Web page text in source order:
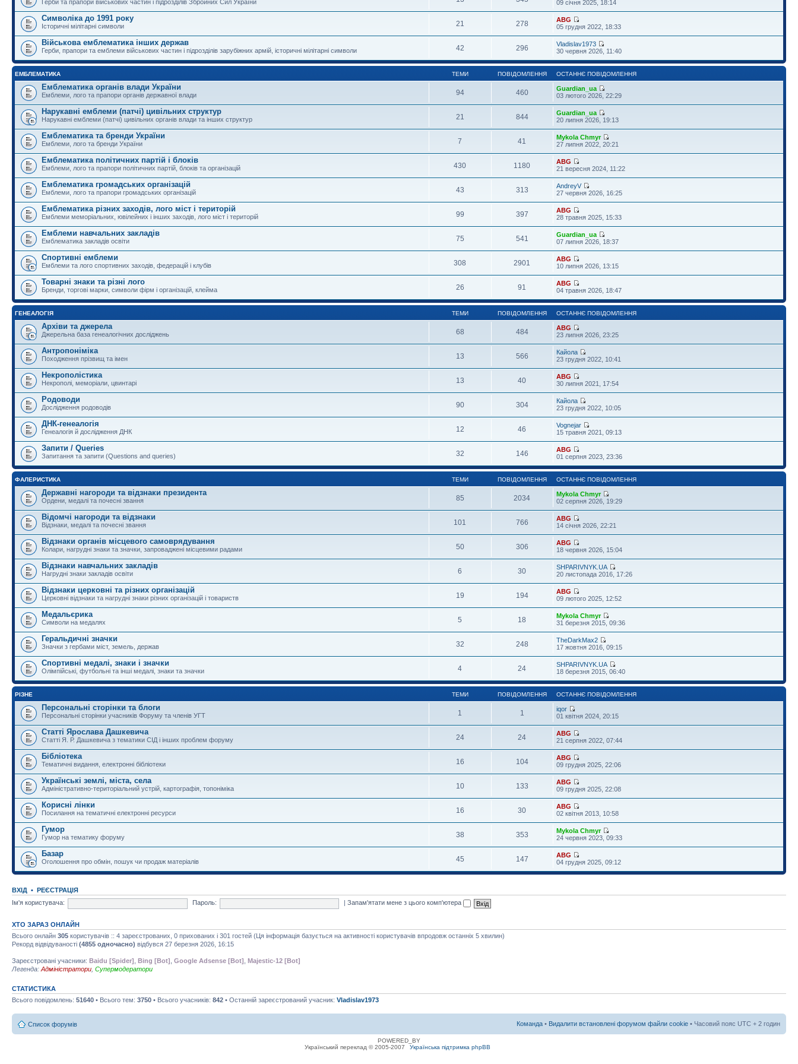
Герби та прапори військових частин і підрозділів Збройних Сил України 09 січня 2025, 18:14
Символіка до 1991 року
Історичні мілітарні символи 21 278
ABG
05 грудня 2022, 18:33
Військова емблематика інших держав
Герби, прапори та емблеми військових частин і підрозділів зарубіжних армій, історичні мілітарні символи 42 296
Vladislav1973
30 червня 2026, 11:40
ЕМБЛЕМАТИКА ТЕМИ ПОВІДОМЛЕННЯ ОСТАННЄ ПОВІДОМЛЕННЯ
Емблематика органів влади України
Емблеми, лого та прапори органів державної влади 94 460
Guardian_ua
03 лютого 2026, 22:29
Нарукавні емблеми (патчі) цивільних структур
Нарукавні емблеми (патчі) цивільних органів влади та інших структур 21 844
Guardian_ua
20 липня 2026, 19:13
Емблематика та бренди України
Емблеми, лого та бренди України 7 41
Mykola Chmyr
27 липня 2022, 20:21
Емблематика політичних партій і блоків
Емблеми, лого та прапори політичних партій, блоків та організацій 430 1180
ABG
21 вересня 2024, 11:22
Емблематика громадських організацій
Емблеми, лого та прапори громадських організацій 43 313
AndreyV
27 червня 2026, 16:25
Емблематика різних заходів, лого міст і територій
Емблеми меморіальних, ювілейних і інших заходів, лого міст і територій 99 397
ABG
28 травня 2025, 15:33
Емблеми навчальних закладів
Емблематика закладів освіти 75 541
Guardian_ua
07 липня 2026, 18:37
Спортивні емблеми
Емблеми та лого спортивних заходів, федерацій і клубів 308 2901
ABG
10 липня 2026, 13:15
Товарні знаки та різні лого
Бренди, торгові марки, символи фірм і організацій, клейма 26 91
ABG
04 травня 2026, 18:47
ГЕНЕАЛОГІЯ ТЕМИ ПОВІДОМЛЕННЯ ОСТАННЄ ПОВІДОМЛЕННЯ
Архіви та джерела
Джерельна база генеалогічних досліджень 68 484
ABG
23 липня 2026, 23:25
Антропоніміка
Походження прізвищ та імен 13 566
Кайола
23 грудня 2022, 10:41
Некрополістика
Некрополі, меморіали, цвинтарі 13 40
ABG
30 липня 2021, 17:54
Родоводи
Дослідження родоводів 90 304
Кайола
23 грудня 2022, 10:05
ДНК-генеалогія
Генеалогія й дослідження ДНК 12 46
Vognejar
15 травня 2021, 09:13
Запити / Queries
Запитання та запити (Questions and queries) 32 146
ABG
01 серпня 2023, 23:36
ФАЛЕРИСТИКА ТЕМИ ПОВІДОМЛЕННЯ ОСТАННЄ ПОВІДОМЛЕННЯ
Державні нагороди та відзнаки президента
Ордени, медалі та почесні звання 85 2034
Mykola Chmyr
02 серпня 2026, 19:29
Відомчі нагороди та відзнаки
Відзнаки, медалі та почесні звання 101 766
ABG
14 січня 2026, 22:21
Відзнаки органів місцевого самоврядування
Колари, нагрудні знаки та значки, запроваджені місцевими радами 50 306
ABG
18 червня 2026, 15:04
Відзнаки навчальних закладів
Нагрудні знаки закладів освіти 6 30
SHPARIVNYK.UA
20 листопада 2016, 17:26
Відзнаки церковні та різних організацій
Церковні відзнаки та нагрудні знаки різних організацій і товариств 19 194
ABG
09 лютого 2025, 12:52
Медальєрика
Символи на медалях 5 18
Mykola Chmyr
31 березня 2015, 09:36
Геральдичні значки
Значки з гербами міст, земель, держав 32 248
TheDarkMax2
17 жовтня 2016, 09:15
Спортивні медалі, знаки і значки
Олімпійські, футбольні та інші медалі, знаки та значки 4 24
SHPARIVNYK.UA
18 березня 2015, 06:40
РІЗНЕ ТЕМИ ПОВІДОМЛЕННЯ ОСТАННЄ ПОВІДОМЛЕННЯ
Персональні сторінки та блоги
Персональні сторінки учасників Форуму та членів УГТ 1 1
iqor
01 квітня 2024, 20:15
Статті Ярослава Дашкевича
Статті Я. Р. Дашкевича з тематики СІД і інших проблем форуму 24 24
ABG
21 серпня 2022, 07:44
Бібліотека
Тематичні видання, електронні бібліотеки 16 104
ABG
09 грудня 2025, 22:06
Українські землі, міста, села
Адміністративно-територіальний устрій, картографія, топоніміка 10 133
ABG
09 грудня 2025, 22:08
Корисні лінки
Посилання на тематичні електронні ресурси 16 30
ABG
02 квітня 2013, 10:58
Гумор
Гумор на тематику форуму 38 353
Mykola Chmyr
24 червня 2023, 09:33
Базар
Оголошення про обмін, пошук чи продаж матеріалів 45 147
ABG
04 грудня 2025, 09:12
ВХІД • РЕЄСТРАЦІЯ
Ім'я користувача:
Пароль: |Запам'ятати мене з цього комп'ютера
ХТО ЗАРАЗ ОНЛАЙН
Всього онлайн 305 користувачів :: 4 зареєстрованих, 0 прихованих і 301 гостей (Ця інформація базується на активності користувачів впродовж останніх 5 хвилин)
Рекорд відвідуваності (4855 одночасно) відбувся 27 березня 2026, 16:15
Зареєстровані учасники: Baidu [Spider] Bing [Bot] Google Adsense [Bot] Majestic-12 [Bot]
Легенда: Адміністратори Супермодератори
СТАТИСТИКА
Всього повідомлень: 51640 • Всього тем: 3750 • Всього учасників: 842 • Останній зареєстрований учасник: Vladislav1973
Список форумів Команда • Видалити встановлені форумом файли cookie • Часовий пояс UTC + 2 годин
POWERED_BY
Український переклад © 2005-2007
Українська підтримка phpBB